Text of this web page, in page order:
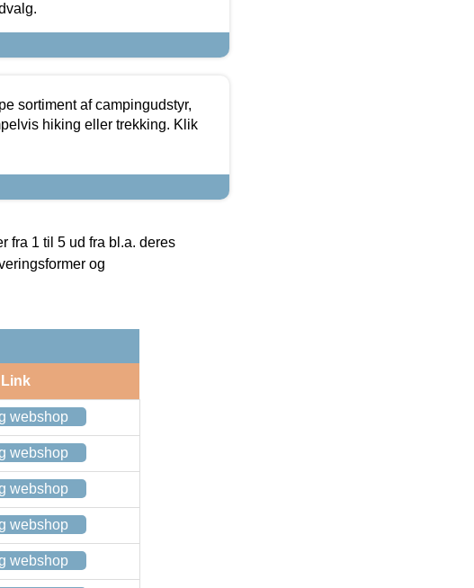
sortiment af campingudstyr,
hiking eller trekking. Klik
fra 1 til 5 ud fra bl.a. deres
og
Link
webshop
webshop
webshop
webshop
webshop